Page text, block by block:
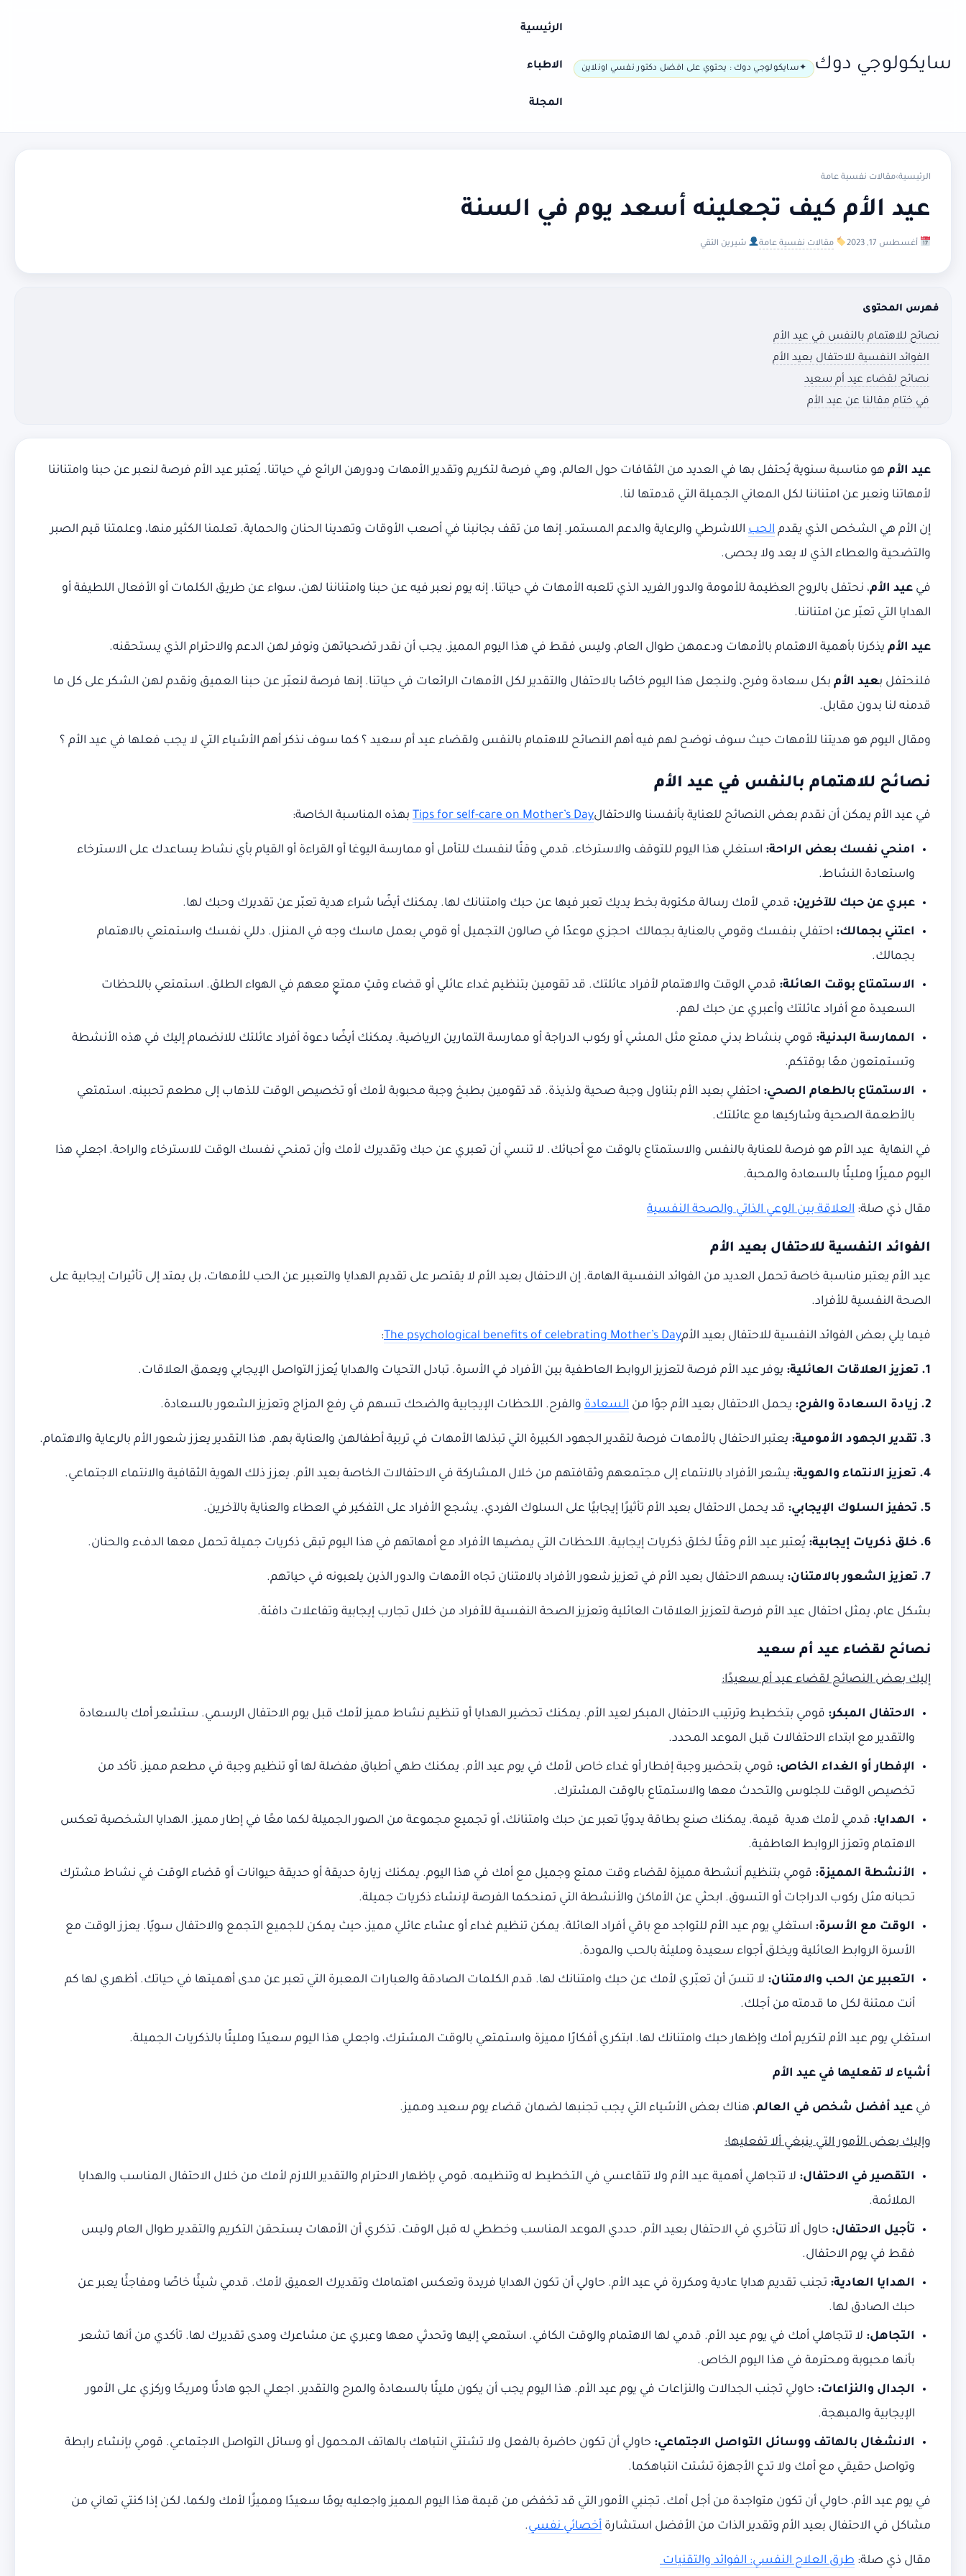
سايكولوجي دوك سايكولوجي دوك : يحتوي على افضل دكتور نفسي اونلاين
الرئيسية
الاطباء
المجلة
الرئيسية›مقالات نفسية عامة
عيد الأم كيف تجعلينه أسعد يوم في السنة
أغسطس 17, 2023 مقالات نفسية عامة شيرين التقي
فهرس المحتوى
نصائح للاهتمام بالنفس في عيد الأم
الفوائد النفسية للاحتفال بعيد الأم
نصائح لقضاء عيد أم سعيد
في ختام مقالنا عن عيد الأم
عيد الأم هو مناسبة سنوية يُحتفل بها في العديد من الثقافات حول العالم، وهي فرصة لتكريم وتقدير الأمهات ودورهن الرائع في حياتنا. يُعتبر عيد الأم فرصة لنعبر عن حبنا وامتناننا
لأمهاتنا ونعبر عن امتناننا لكل المعاني الجميلة التي قدمتها لنا.
إن الأم هي الشخص الذي يقدم الحب اللاشرطي والرعاية والدعم المستمر. إنها من تقف بجانبنا في أصعب الأوقات وتهدينا الحنان والحماية. تعلمنا الكثير منها، وعلمتنا قيم الصبر
والتضحية والعطاء الذي لا يعد ولا يحصى.
في عيد الأم، نحتفل بالروح العظيمة للأمومة والدور الفريد الذي تلعبه الأمهات في حياتنا. إنه يوم نعبر فيه عن حبنا وامتناننا لهن، سواء عن طريق الكلمات أو الأفعال اللطيفة أو
الهدايا التي تعبّر عن امتناننا.
عيد الأم يذكرنا بأهمية الاهتمام بالأمهات ودعمهن طوال العام، وليس فقط في هذا اليوم المميز. يجب أن نقدر تضحياتهن ونوفر لهن الدعم والاحترام الذي يستحقنه.
فلنحتفل بعيد الأم بكل سعادة وفرح، ولنجعل هذا اليوم خاصًا بالاحتفال والتقدير لكل الأمهات الرائعات في حياتنا. إنها فرصة لنعبّر عن حبنا العميق ونقدم لهن الشكر على كل ما
قدمنه لنا بدون مقابل.
ومقال اليوم هو هديتنا للأمهات حيث سوف نوضح لهم فيه أهم النصائح للاهتمام بالنفس ولقضاء عيد أم سعيد ؟ كما سوف نذكر أهم الأشياء التي لا يجب فعلها في عيد الأم ؟
نصائح للاهتمام بالنفس في عيد الأم
في عيد الأم يمكن أن نقدم بعض النصائح للعناية بأنفسنا والاحتفالTips for self-care on Mother’s Day بهذه المناسبة الخاصة:
امنحي نفسك بعض الراحة: استغلي هذا اليوم للتوقف والاسترخاء. قدمي وقتًا لنفسك للتأمل أو ممارسة اليوغا أو القراءة أو القيام بأي نشاط يساعدك على الاسترخاء
واستعادة النشاط.
عبري عن حبك للآخرين: قدمي لأمك رسالة مكتوبة بخط يديك تعبر فيها عن حبك وامتنانك لها. يمكنك أيضًا شراء هدية تعبّر عن تقديرك وحبك لها.
اعتني بجمالك: احتفلي بنفسك وقومي بالعناية بجمالك احجزي موعدًا في صالون التجميل أو قومي بعمل ماسك وجه في المنزل. دللي نفسك واستمتعي بالاهتمام
بجمالك.
الاستمتاع بوقت العائلة: قدمي الوقت والاهتمام لأفراد عائلتك. قد تقومين بتنظيم غداء عائلي أو قضاء وقتٍ ممتعٍ معهم في الهواء الطلق. استمتعي باللحظات
السعيدة مع أفراد عائلتك وأعبري عن حبك لهم.
الممارسة البدنية: قومي بنشاط بدني ممتع مثل المشي أو ركوب الدراجة أو ممارسة التمارين الرياضية. يمكنك أيضًا دعوة أفراد عائلتك للانضمام إليك في هذه الأنشطة
وتستمتعون معًا بوقتكم.
الاستمتاع بالطعام الصحي: احتفلي بعيد الأم بتناول وجبة صحية ولذيذة. قد تقومين بطبخ وجبة محبوبة لأمك أو تخصيص الوقت للذهاب إلى مطعم تحبينه. استمتعي
بالأطعمة الصحية وشاركيها مع عائلتك.
في النهاية عيد الأم هو فرصة للعناية بالنفس والاستمتاع بالوقت مع أحبائك. لا تنسي أن تعبري عن حبك وتقديرك لأمك وأن تمنحي نفسك الوقت للاسترخاء والراحة. اجعلي هذا
اليوم مميزًا ومليئًا بالسعادة والمحبة.
مقال ذي صلة: العلاقة بين الوعي الذاتي والصحة النفسية
الفوائد النفسية للاحتفال بعيد الأم
عيد الأم يعتبر مناسبة خاصة تحمل العديد من الفوائد النفسية الهامة. إن الاحتفال بعيد الأم لا يقتصر على تقديم الهدايا والتعبير عن الحب للأمهات، بل يمتد إلى تأثيرات إيجابية على
الصحة النفسية للأفراد.
فيما يلي بعض الفوائد النفسية للاحتفال بعيد الأمThe psychological benefits of celebrating Mother’s Day
:
1. تعزيز العلاقات العائلية: يوفر عيد الأم فرصة لتعزيز الروابط العاطفية بين الأفراد في الأسرة. تبادل التحيات والهدايا يُعزز التواصل الإيجابي ويعمق العلاقات.
2. زيادة السعادة والفرح: يحمل الاحتفال بعيد الأم جوًا من السعادة والفرح. اللحظات الإيجابية والضحك تسهم في رفع المزاج وتعزيز الشعور بالسعادة.
3. تقدير الجهود الأمومية: يعتبر الاحتفال بالأمهات فرصة لتقدير الجهود الكبيرة التي تبذلها الأمهات في تربية أطفالهن والعناية بهم. هذا التقدير يعزز شعور الأم بالرعاية والاهتمام.
4. تعزيز الانتماء والهوية: يشعر الأفراد بالانتماء إلى مجتمعهم وثقافتهم من خلال المشاركة في الاحتفالات الخاصة بعيد الأم. يعزز ذلك الهوية الثقافية والانتماء الاجتماعي.
5. تحفيز السلوك الإيجابي: قد يحمل الاحتفال بعيد الأم تأثيرًا إيجابيًا على السلوك الفردي. يشجع الأفراد على التفكير في العطاء والعناية بالآخرين.
6. خلق ذكريات إيجابية: يُعتبر عيد الأم وقتًا لخلق ذكريات إيجابية. اللحظات التي يمضيها الأفراد مع أمهاتهم في هذا اليوم تبقى ذكريات جميلة تحمل معها الدفء والحنان.
7. تعزيز الشعور بالامتنان: يسهم الاحتفال بعيد الأم في تعزيز شعور الأفراد بالامتنان تجاه الأمهات والدور الذين يلعبونه في حياتهم.
بشكل عام، يمثل احتفال عيد الأم فرصة لتعزيز العلاقات العائلية وتعزيز الصحة النفسية للأفراد من خلال تجارب إيجابية وتفاعلات دافئة.
نصائح لقضاء عيد أم سعيد
إليك بعض النصائح لقضاء عيد أم سعيدًا:
الاحتفال المبكر: قومي بتخطيط وترتيب الاحتفال المبكر لعيد الأم. يمكنك تحضير الهدايا أو تنظيم نشاط مميز لأمك قبل يوم الاحتفال الرسمي. ستشعر أمك بالسعادة
والتقدير مع ابتداء الاحتفالات قبل الموعد المحدد.
الإفطار أو الغداء الخاص: قومي بتحضير وجبة إفطار أو غداء خاص لأمك في يوم عيد الأم. يمكنك طهي أطباق مفضلة لها أو تنظيم وجبة في مطعم مميز. تأكد من
تخصيص الوقت للجلوس والتحدث معها والاستمتاع بالوقت المشترك.
الهدايا: قدمي لأمك هدية قيمة. يمكنك صنع بطاقة يدويًا تعبر عن حبك وامتنانك، أو تجميع مجموعة من الصور الجميلة لكما معًا في إطار مميز. الهدايا الشخصية تعكس
الاهتمام وتعزز الروابط العاطفية.
الأنشطة المميزة: قومي بتنظيم أنشطة مميزة لقضاء وقت ممتع وجميل مع أمك في هذا اليوم. يمكنك زيارة حديقة أو حديقة حيوانات أو قضاء الوقت في نشاط مشترك
تحبانه مثل ركوب الدراجات أو التسوق. ابحثي عن الأماكن والأنشطة التي تمنحكما الفرصة لإنشاء ذكريات جميلة.
الوقت مع الأسرة: استغلي يوم عيد الأم للتواجد مع باقي أفراد العائلة. يمكن تنظيم غداء أو عشاء عائلي مميز، حيث يمكن للجميع التجمع والاحتفال سويًا. يعزز الوقت مع
الأسرة الروابط العائلية ويخلق أجواء سعيدة ومليئة بالحب والمودة.
التعبير عن الحب والامتنان: لا تنسَ أن تعبّري لأمك عن حبك وامتنانك لها. قدم الكلمات الصادقة والعبارات المعبرة التي تعبر عن مدى أهميتها في حياتك. أظهري لها كم
أنت ممتنة لكل ما قدمته من أجلك.
استغلي يوم عيد الأم لتكريم أمك وإظهار حبك وامتنانك لها. ابتكري أفكارًا مميزة واستمتعي بالوقت المشترك، واجعلي هذا اليوم سعيدًا ومليئًا بالذكريات الجميلة.
أشياء لا تفعليها في عيد الأم
في عيد أفضل شخص في العالم، هناك بعض الأشياء التي يجب تجنبها لضمان قضاء يوم سعيد ومميز.
وإليك بعض الأمور التي ينبغي ألا تفعليها:
التقصير في الاحتفال: لا تتجاهلي أهمية عيد الأم ولا تتقاعسي في التخطيط له وتنظيمه. قومي بإظهار الاحترام والتقدير اللازم لأمك من خلال الاحتفال المناسب والهدايا
الملائمة.
تأجيل الاحتفال: حاول ألا تتأخري في الاحتفال بعيد الأم. حددي الموعد المناسب وخططي له قبل الوقت. تذكري أن الأمهات يستحقن التكريم والتقدير طوال العام وليس
فقط في يوم الاحتفال.
الهدايا العادية: تجنب تقديم هدايا عادية ومكررة في عيد الأم. حاولي أن تكون الهدايا فريدة وتعكس اهتمامك وتقديرك العميق لأمك. قدمي شيئًا خاصًا ومفاجئًا يعبر عن
حبك الصادق لها.
التجاهل: لا تتجاهلي أمك في يوم عيد الأم. قدمي لها الاهتمام والوقت الكافي. استمعي إليها وتحدثي معها وعبري عن مشاعرك ومدى تقديرك لها. تأكدي من أنها تشعر
بأنها محبوبة ومحترمة في هذا اليوم الخاص.
الجدال والنزاعات: حاولي تجنب الجدالات والنزاعات في يوم عيد الأم. هذا اليوم يجب أن يكون مليئًا بالسعادة والمرح والتقدير. اجعلي الجو هادئًا ومريحًا وركزي على الأمور
الإيجابية والمبهجة.
الانشغال بالهاتف ووسائل التواصل الاجتماعي: حاولي أن تكون حاضرة بالفعل ولا تشتتي انتباهك بالهاتف المحمول أو وسائل التواصل الاجتماعي. قومي بإنشاء رابطة
وتواصل حقيقي مع أمك ولا تدعِ الأجهزة تشتت انتباهكما.
في يوم عيد الأم، حاولي أن تكون متواجدة من أجل أمك. تجنبي الأمور التي قد تخفض من قيمة هذا اليوم المميز واجعليه يومًا سعيدًا ومميزًا لأمك ولكما، لكن إذا كنتي تعاني من
مشاكل في الاحتفال بعيد الأم وتقدير الذات من الأفضل استشارة أخصائي نفسي.
مقال ذي صلة: طرق العلاج النفسي: الفوائد والتقنيات